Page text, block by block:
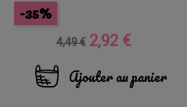
Prix
base
4,49 €
-35%
Prix
2,92 €
Ajouter au panier